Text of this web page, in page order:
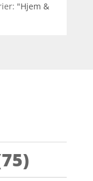
"Hjem &